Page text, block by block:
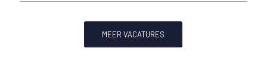
MEER VACATURES